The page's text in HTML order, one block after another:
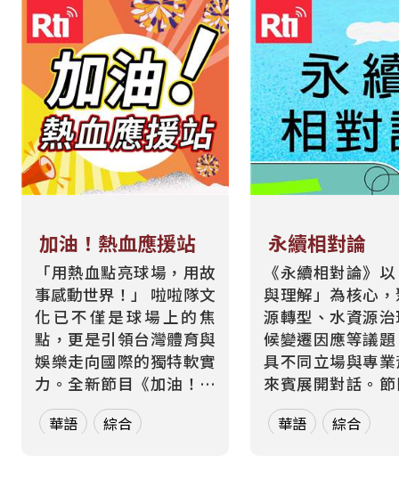
加油！熱血應援站
「用熱血點亮球場，用故
事感動世界！」 啦啦隊文
化已不僅是球場上的焦
點，更是引領台灣體育與
娛樂走向國際的獨特軟實
力。全新節目《加油！熱
血應援站》，由香港藝人
張啟樂與影視運動產業專
華語 綜合
永續相對論
《永續相對論》
與理解」為核心
源轉型、水資源
候變遷因應等議
具不同立場與專
來賓展開對話。
月一題、四集為
元，從各方觀點
華語 綜合